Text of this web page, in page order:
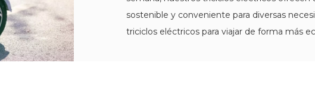
sostenible y conveniente para diversas
triciclos eléctricos para viajar de forma más